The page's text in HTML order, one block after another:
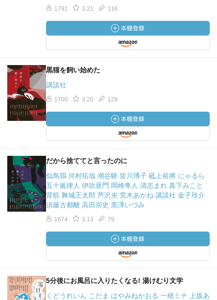
1791 3.21 116
黒猫を飼い始めた
講談社
1700 3.20 129
だから捨ててと言ったのに
似鳥鶏 河村拓哉 潮谷験 皆川博子 砥上裕將 にゃるら
五十嵐律人 伊吹亜門 岡崎隼人 清志まれ 真下みこと
背筋 舞城王太郎 芦沢央 荒木あかね 講談社 金子玲介
須藤古都離 高田崇史 黒澤いづみ
1674 3.13 79
5分後にお風呂に入りたくなる! 湯けむり文学
くどうれいん こだま はやみねかおる 一穂ミチ 上坂あ